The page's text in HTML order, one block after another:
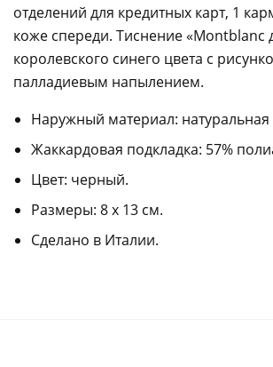
отделений для кредитных карт, 1
коже спереди. Тиснение «Montblanc
королевского синего цвета с
палладиевым напылением.
Наружный материал:
Жаккардовая подкладка: 57%
Цвет: черный.
Размеры: 8 x 13 см.
Сделано в Италии.